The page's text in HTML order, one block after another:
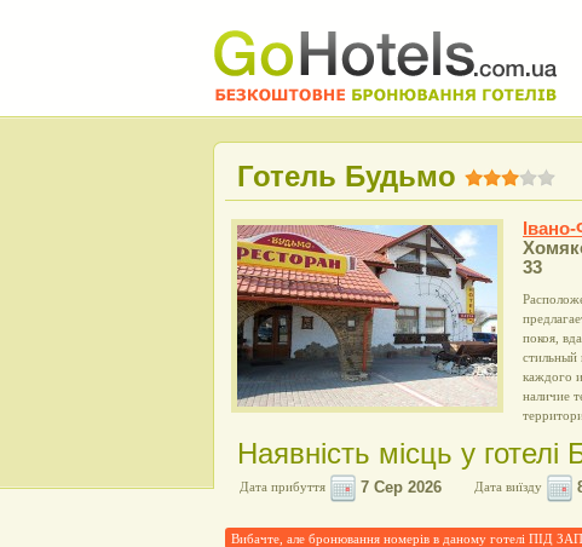
Готель Будьмо
33
покоя,
стильный
каждого
наличие
Наявність місць у готелі
Дата прибуття Дата виїзду
Вибачте, але бронювання номерів в даному готелі ПІД